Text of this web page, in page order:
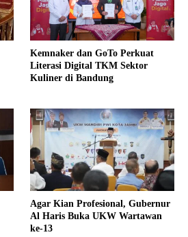
Kemnaker dan GoTo Perkuat
Literasi Digital TKM Sektor
Kuliner di Bandung
Agar Kian Profesional, Gubernur
Al Haris Buka UKW Wartawan
ke-13